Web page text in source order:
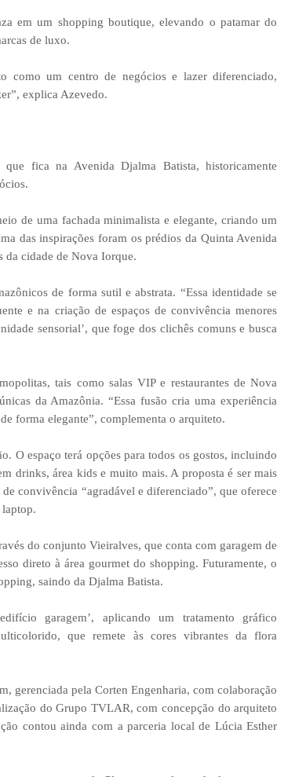
em um shopping boutique, elevando o patamar do
de luxo.
como um centro de negócios e lazer diferenciado,
explica Azevedo.
fica na Avenida Djalma Batista, historicamente
de uma fachada minimalista e elegante, criando um
das inspirações foram os prédios da Quinta Avenida
da cidade de Nova Iorque.
de forma sutil e abstrata. “Essa identidade se
e na criação de espaços de convivência menores
sensorial’, que foge dos clichês comuns e busca
tais como salas VIP e restaurantes de Nova
da Amazônia. “Essa fusão cria uma experiência
forma elegante”, complementa o arquiteto.
O espaço terá opções para todos os gostos, incluindo
drinks, área kids e muito mais. A proposta é ser mais
convivência “agradável e diferenciado”, que oferece
do conjunto Vieiralves, que conta com garagem de
direto à área gourmet do shopping. Futuramente, o
saindo da Djalma Batista.
garagem’, aplicando um tratamento gráfico
que remete às cores vibrantes da flora
gerenciada pela Corten Engenharia, com colaboração
do Grupo TVLAR, com concepção do arquiteto
contou ainda com a parceria local de Lúcia Esther